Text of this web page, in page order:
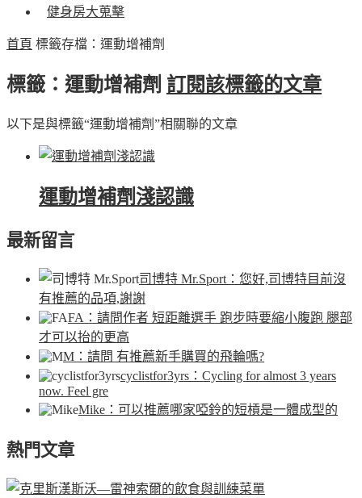
健身房大蒐擊
首頁 標籤存檔：運動增補劑
標籤：運動增補劑 訂閱該標籤的文章
以下是與標籤“運動增補劑”相關聯的文章
運動增補劑淺認識
最新留言
司博特 Mr.Sport ：您好,司博特目前沒
有推薦的品項,謝謝
FA ：請問作者 短距離選手 跑步時要縮小腹跑 腿部
才可以抬的更高
M ：請問 有推薦新手購買的飛輪嗎?
cyclistfor3yrs ：Cycling for almost 3 years
now. Feel gre
Mike ：可以推薦哪家啞鈴的短槓是一體成型的
熱門文章